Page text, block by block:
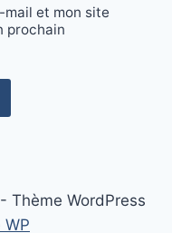
mail et mon site
prochain
Thème WordPress
WP